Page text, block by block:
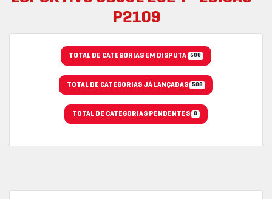
P2109
TOTAL DE CATEGORIAS EM DISPUTA 508
TOTAL DE CATEGORIAS JÁ LANÇADAS 508
TOTAL DE CATEGORIAS PENDENTES 0